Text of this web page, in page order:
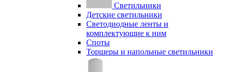
Светильники
Детские светильники
Светодиодные ленты и
комплектующие к ним
Споты
Торшеры и напольные светильники